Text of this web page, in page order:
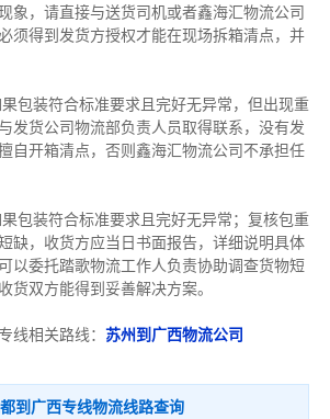
象，请直接与送货司机或者鑫海汇物流公司
须得到发货方授权才能在现场拆箱清点，并
包装符合标准要求且完好无异常，但出现重
发货公司物流部负责人员取得联系，没有发
自开箱清点，否则鑫海汇物流公司不承担任
包装符合标准要求且完好无异常；复核包重
缺，收货方应当日书面报告，详细说明具体
以委托踏歌物流工作人负责协助调查货物短
货双方能得到妥善解决方案。
线相关路线： 苏州到广西物流公司
到广西专线物流线路查询